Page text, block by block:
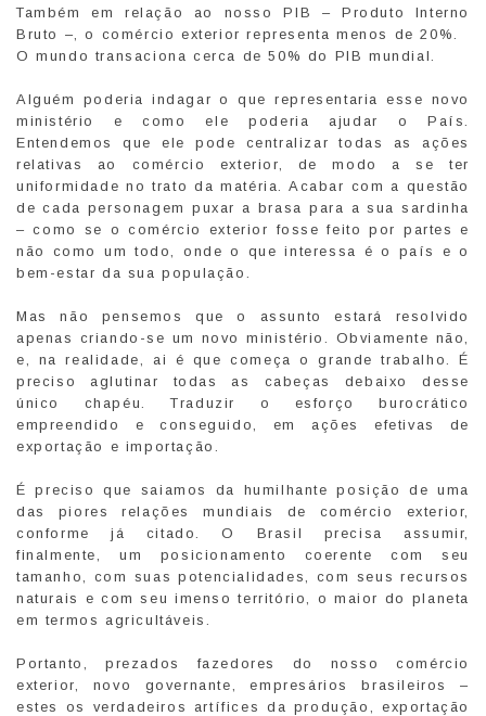
Também em relação ao nosso PIB – Produto Interno
Bruto –, o comércio exterior representa menos de 20%.
O mundo transaciona cerca de 50% do PIB mundial.
Alguém poderia indagar o que representaria esse novo
ministério e como ele poderia ajudar o País.
Entendemos que ele pode centralizar todas as ações
relativas ao comércio exterior, de modo a se ter
uniformidade no trato da matéria. Acabar com a questão
de cada personagem puxar a brasa para a sua sardinha
– como se o comércio exterior fosse feito por partes e
não como um todo, onde o que interessa é o país e o
bem-estar da sua população.
Mas não pensemos que o assunto estará resolvido
apenas criando-se um novo ministério. Obviamente não,
e, na realidade, ai é que começa o grande trabalho. É
preciso aglutinar todas as cabeças debaixo desse
único chapéu. Traduzir o esforço burocrático
empreendido e conseguido, em ações efetivas de
exportação e importação.
É preciso que saiamos da humilhante posição de uma
das piores relações mundiais de comércio exterior,
conforme já citado. O Brasil precisa assumir,
finalmente, um posicionamento coerente com seu
tamanho, com suas potencialidades, com seus recursos
naturais e com seu imenso território, o maior do planeta
em termos agricultáveis.
Portanto, prezados fazedores do nosso comércio
exterior, novo governante, empresários brasileiros –
estes os verdadeiros artífices da produção, exportação